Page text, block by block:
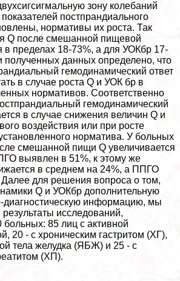
зону колебаний
постпрандиального
нормативы их роста. Так
Q после смешанной пищевой
в пределах 18-73%, а для УОКбр 17-
полученных данных определено, что
гемодинамический ответ
в случае роста Q и УОК бр в
нормативов. Соответственно
гемодинамический
в случае снижения величин Q и
воздействия или при росте
норматива. У больных
смешанной пищи Q увеличивается
выявлен в 51%, к этому же
в среднем на 24%, а ППГО
Далее для решения вопроса о том,
Q и УОКбр дополнительную
информацию, мы
исследований,
85 лиц с активной
20 - с хроническим гастритом (ХГ),
тела желудка (ЯБЖ) и 25 - с
(ХП).